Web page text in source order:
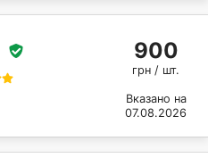
900
грн / шт.
Вказано на
07.08.2026